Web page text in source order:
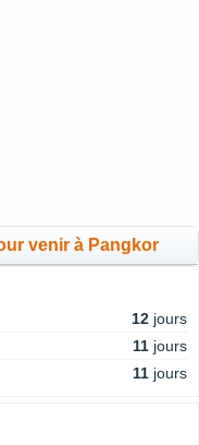
venir à Pangkor
12 jours
11 jours
11 jours